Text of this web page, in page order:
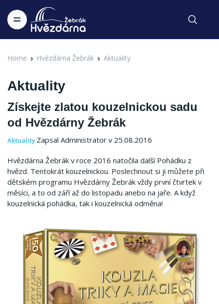
Home Hvězdárna Žebrák Aktuality
Aktuality
Získejte zlatou kouzelnickou sadu
od Hvězdárny Žebrák
Aktuality Zapsal Administrator v 25.08.2016
Hvězdárna Žebrák v roce 2016 natočila další Pohádku z
hvězd. Tentokrát kouzelnickou. Poslechnout si ji můžete při
dětském programu Hvězdárny Žebrák vždy první čtvrtek v
měsíci, a to od září až do listopadu anebo na jaře. A když
kouzelnická pohádka, tak i kouzelnická odměna!